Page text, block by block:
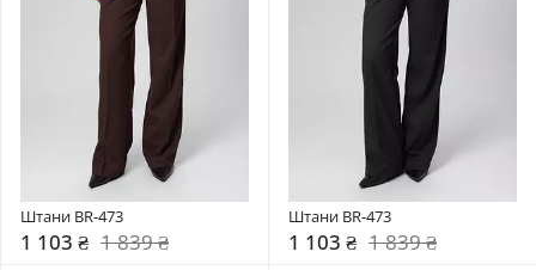
Штани BR-473
1 103 ₴ 1 839 ₴
Штани BR-473
1 103 ₴ 1 839 ₴